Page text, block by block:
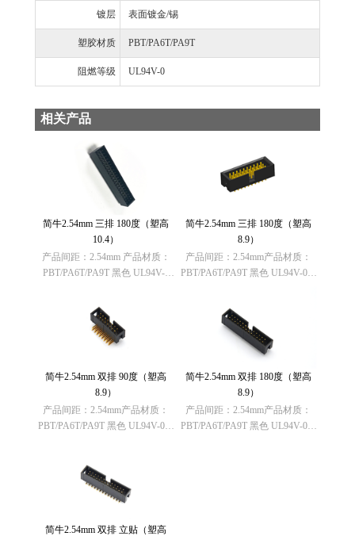
镀层 表面镀金/锡
塑胶材质 PBT/PA6T/PA9T
阻燃等级 UL94V-0
相关产品
简牛2.54mm 三排 180度（塑高
10.4）
产品间距：2.54mm 产品材质：
PBT/PA6T/PA9T 黑色 UL94V-0
（2011/65/EU）要求 欧盟
REACH法规： 不含有REACH
SVHC(1907……
简牛2.54mm 三排 180度（塑高
8.9）
产品间距：2.54mm产品材质：
PBT/PA6T/PA9T 黑色 UL94V-0欧
法规： 不含有REACH
SVHC(1907/2006/……
简牛2.54mm 双排 90度（塑高
8.9）
产品间距：2.54mm产品材质：
PBT/PA6T/PA9T 黑色 UL94V-0欧
法规： 不含有REACH
SVHC(1907/2006/……
简牛2.54mm 双排 180度（塑高
8.9）
产品间距：2.54mm产品材质：
PBT/PA6T/PA9T 黑色 UL94V-0欧
简牛2.54mm 双排 立贴（塑高